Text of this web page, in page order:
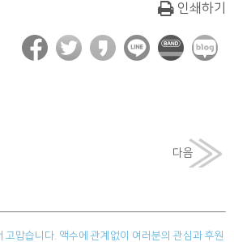
인쇄하기
다음
고맙습니다. 액수에 관계없이 여러분의 관심과 후원